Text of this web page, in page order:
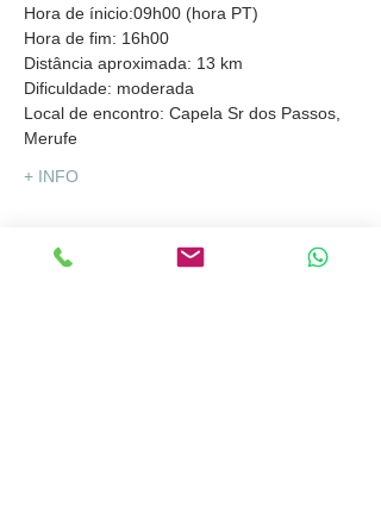
Hora de ínicio:09h00 (hora PT)
Hora de fim: 16h00
Distância aproximada: 13 km
Dificuldade: moderada
Local de encontro: Capela Sr dos Passos,
Merufe
+ INFO